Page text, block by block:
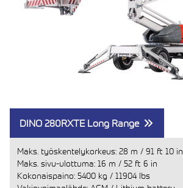
DINO 280RXTE Long Range
Maks. työskentelykorkeus: 28 m / 91 ft 10 in
Maks. sivu-ulottuma: 16 m / 52 ft 6 in
Kokonaispaino: 5400 kg / 11904 lbs